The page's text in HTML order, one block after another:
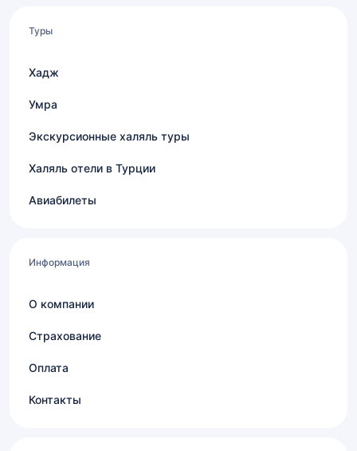
Туры
Хадж
Умра
Экскурсионные халяль туры
Халяль отели в Турции
Авиабилеты
Информация
О компании
Страхование
Оплата
Контакты